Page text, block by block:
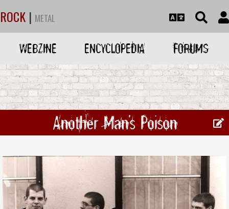
ROCK | METAL
WEBZINE ENCYCLOPEDIA FORUMS
Another Man's Poison